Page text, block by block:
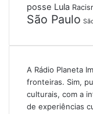
posse Lula
São Paulo
A Rádio Planeta
fronteiras. Sim,
culturais, com a
de experiências